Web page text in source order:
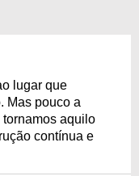
lugar que
Mas pouco a
tornamos aquilo
contínua e